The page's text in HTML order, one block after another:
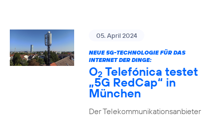
05. April 2024
NEUE 5G-TECHNOLOGIE FÜR DAS
INTERNET DER DINGE:
O2 Telefónica testet
„5G RedCap“ in
München
Der Telekommunikationsanbieter